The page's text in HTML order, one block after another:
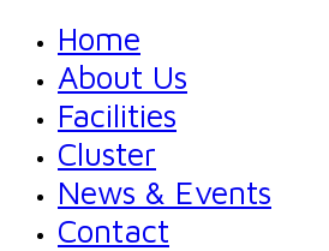
Home
About Us
Facilities
Cluster
News & Events
Contact